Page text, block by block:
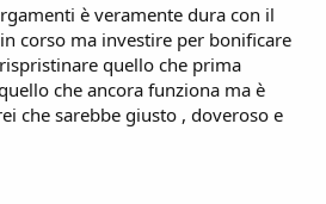
è veramente dura con il
corso ma investire per bonificare
quello che prima
che ancora funziona ma è
che sarebbe giusto , doveroso e